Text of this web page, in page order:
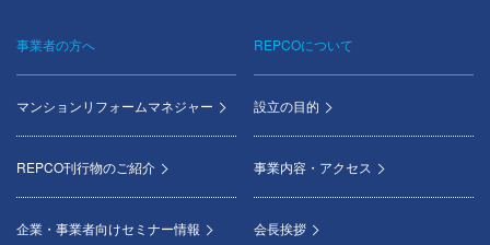
事業者の方へ
マンションリフォームマネジャー
REPCO刊行物のご紹介
企業・事業者向けセミナー情報
REPCOについて
設立の目的
事業内容・アクセス
会長挨拶